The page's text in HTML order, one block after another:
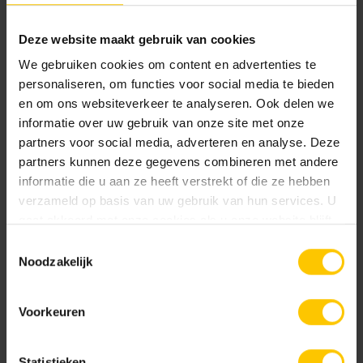
Deze website maakt gebruik van cookies
We gebruiken cookies om content en advertenties te
personaliseren, om functies voor social media te bieden
en om ons websiteverkeer te analyseren. Ook delen we
informatie over uw gebruik van onze site met onze
partners voor social media, adverteren en analyse. Deze
partners kunnen deze gegevens combineren met andere
informatie die u aan ze heeft verstrekt of die ze hebben
verzameld op basis van uw gebruik van hun services. U
Noodzakelijk
Voorkeuren
Dankzij de duurzame en hoogwaardige materialen van
GeoStretto Plus blijft de tuin er altijd verzorgd uitzien met
minimaal onderhoud. De Factor30 coating zorgt ervoor dat
de tegels bestand zijn tegen vuil en verkleuring, waardoor
ze lang hun fraaie uitstraling behouden. Dit maakt
GeoStretto Plus Marilleva niet alleen een esthetisch
aantrekkelijke keuze, maar ook een praktische oplossing
Met GeoStretto Plus Marilleva kun je elke tuin omtoveren
inspireren door de eenvoud, de warme kleurnuances en de
bijzondere terrastegel. Of je nu een kleine of een grote tuin